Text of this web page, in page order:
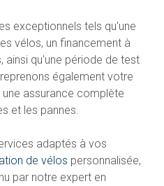
exceptionnels tels qu'une
vélos, un financement à
ainsi qu'une période de test
également votre
assurance complète
et les pannes.
adaptés à vos
de vélos personnalisée,
par notre expert en